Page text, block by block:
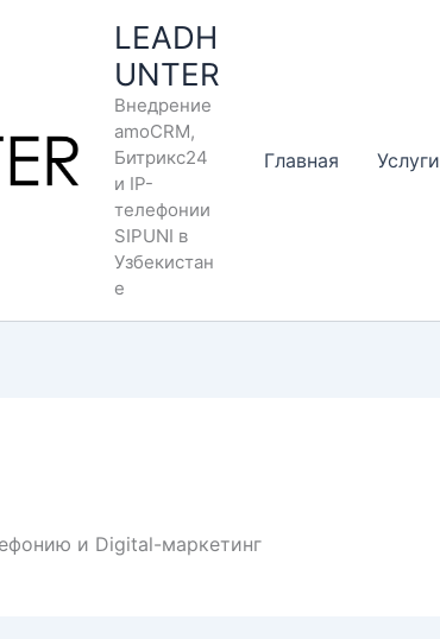
LEADH
UNTER
Внедрение
amoCRM,
Битрикс24
и IP-
телефонии
SIPUNI в
Узбекистан
е
Главная Услуги
и Digital-маркетинг